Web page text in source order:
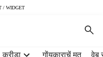
/ WIDGET
क्रीडा गोंयकाराचें मत वेब